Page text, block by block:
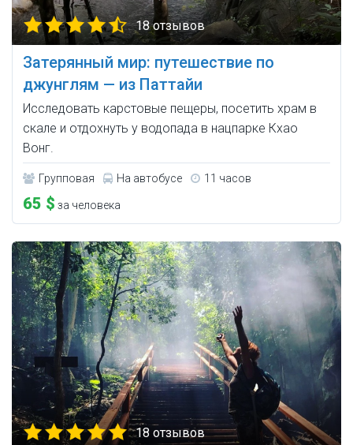
18 отзывов
Затерянный мир: путешествие по
джунглям — из Паттайи
Исследовать карстовые пещеры, посетить храм в
скале и отдохнуть у водопада в нацпарке Кхао
Вонг.
Групповая На автобусе 11 часов
65 $ за человека
18 отзывов